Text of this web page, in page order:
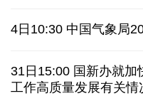
特朗普再签行政令 禁
伊朗拟禁止敌对方通
4日10:30 中国气象局
31日15:00 国新办就加
工作高质量发展有关